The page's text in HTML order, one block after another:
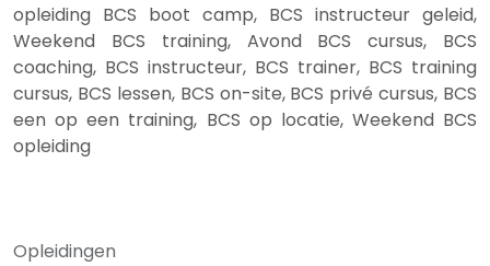
opleiding BCS boot camp, BCS instructeur geleid,
Weekend BCS training, Avond BCS cursus, BCS
coaching, BCS instructeur, BCS trainer, BCS training
cursus, BCS lessen, BCS on-site, BCS privé cursus, BCS
een op een training, BCS op locatie, Weekend BCS
opleiding
Opleidingen